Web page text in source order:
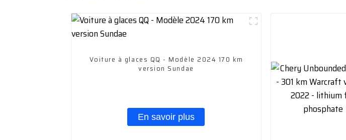
Voiture à glaces QQ - Modèle 2024 170 km
version Sundae
En savoir plus